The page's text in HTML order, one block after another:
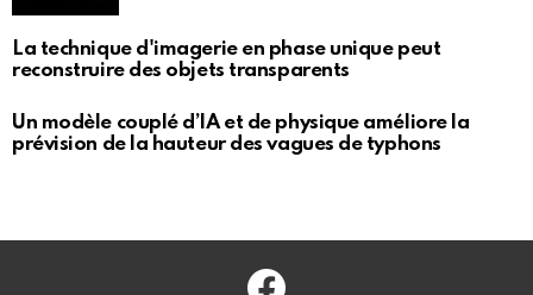
La technique d'imagerie en phase unique peut
reconstruire des objets transparents
Un modèle couplé d’IA et de physique améliore la
prévision de la hauteur des vagues de typhons
Facebook